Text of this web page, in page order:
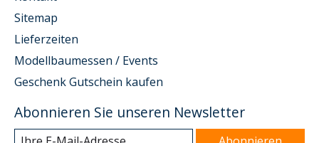
Sitemap
Lieferzeiten
Modellbaumessen / Events
Geschenk Gutschein kaufen
Abonnieren Sie unseren Newsletter